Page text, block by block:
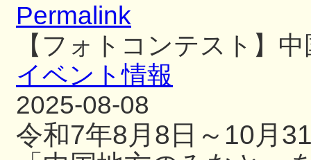
Permalink
【フォトコンテスト】
イベント情報
2025-08-08
令和7年8月8日～10月